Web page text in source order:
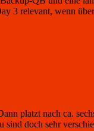
3 relevant, wenn
platzt nach ca.
doch sehr